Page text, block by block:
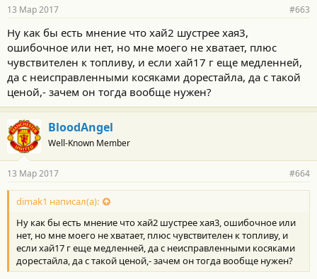
н
с
т
и
13 Мар 2017 #663
Ну как бы есть мнение что хай2 шустрее хая3,
ошибочное или нет, но мне моего не хватает, плюс
чувствителен к топливу, и если хай17 г еще медленней,
да с неисправленными косяками дорестайла, да с такой
ценой,- зачем он тогда вообще нужен?
BloodAngel
Well-Known Member
13 Мар 2017 #664
dimak1 написал(а):
Ну как бы есть мнение что хай2 шустрее хая3, ошибочное или
нет, но мне моего не хватает, плюс чувствителен к топливу, и
если хай17 г еще медленней, да с неисправленными косяками
дорестайла, да с такой ценой,- зачем он тогда вообще нужен?